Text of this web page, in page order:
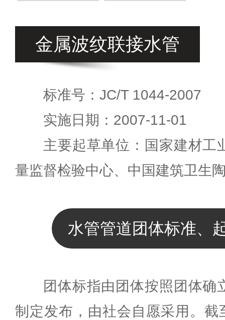
金属波纹联接水管
标准号：JC/T 1044-2007
实施日期：2007-11-01
主要起草单位：国家建材工
量监督检验中心、中国建筑卫生
水管管道团体标准、
团体标指由团体按照团体确
制定发布，由社会自愿采用。